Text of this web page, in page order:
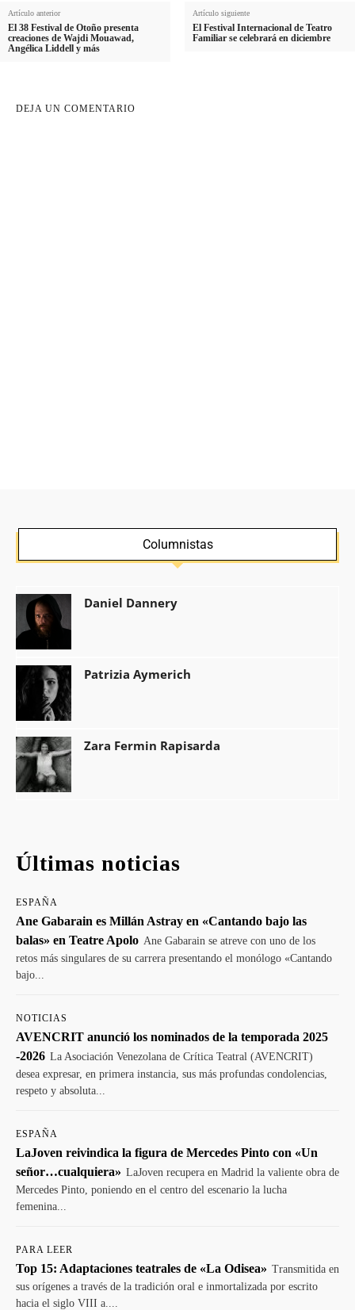
Artículo anterior
El 38 Festival de Otoño presenta
creaciones de Wajdi Mouawad,
Angélica Liddell y más
Artículo siguiente
El Festival Internacional de Teatro
Familiar se celebrará en diciembre
DEJA UN COMENTARIO
Columnistas
Daniel Dannery
Patrizia Aymerich
Zara Fermin Rapisarda
Últimas noticias
ESPAÑA
Ane Gabarain es Millán Astray en «Cantando bajo las
balas» en Teatre Apolo Ane Gabarain se atreve con uno de los
retos más singulares de su carrera presentando el monólogo «Cantando
bajo...
NOTICIAS
AVENCRIT anunció los nominados de la temporada 2025
-2026 La Asociación Venezolana de Crítica Teatral (AVENCRIT)
desea expresar, en primera instancia, sus más profundas condolencias,
respeto y absoluta...
ESPAÑA
LaJoven reivindica la figura de Mercedes Pinto con «Un
señor…cualquiera» LaJoven recupera en Madrid la valiente obra de
Mercedes Pinto, poniendo en el centro del escenario la lucha
femenina...
PARA LEER
Top 15: Adaptaciones teatrales de «La Odisea» Transmitida en
sus orígenes a través de la tradición oral e inmortalizada por escrito
hacia el siglo VIII a....